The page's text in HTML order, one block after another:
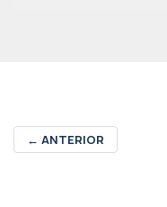
← ANTERIOR